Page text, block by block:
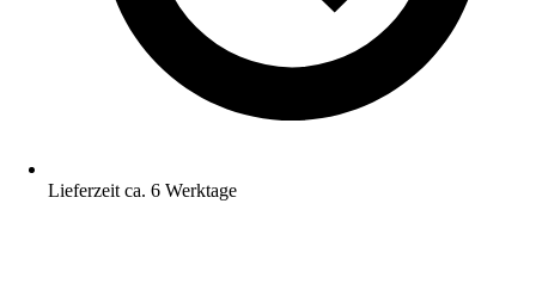
Lieferzeit ca. 6 Werktage